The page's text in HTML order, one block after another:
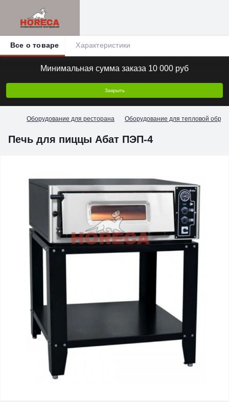
Минимальная сумма заказа 10 000 руб
Закрыть
Оборудование для ресторана Оборудование для тепловой
Печь для пиццы Абат ПЭП-4
Все о товаре Характеристики